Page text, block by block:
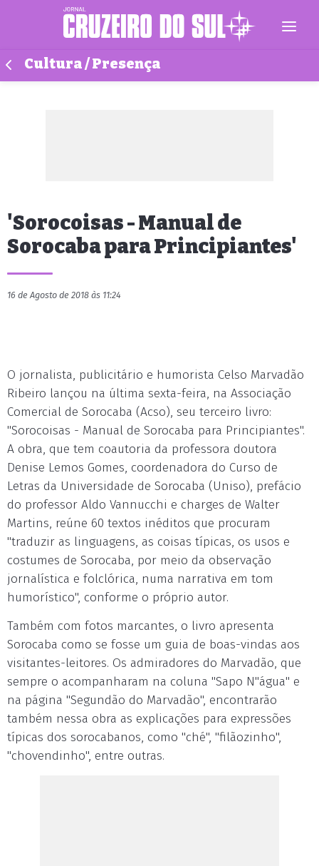
Cultura / Presença
'Sorocoisas - Manual de
Sorocaba para Principiantes'
16 de Agosto de 2018 às 11:24
O jornalista, publicitário e humorista Celso Marvadão
Ribeiro lançou na última sexta-feira, na Associação
Comercial de Sorocaba (Acso), seu terceiro livro:
"Sorocoisas - Manual de Sorocaba para Principiantes".
A obra, que tem coautoria da professora doutora
Denise Lemos Gomes, coordenadora do Curso de
Letras da Universidade de Sorocaba (Uniso), prefácio
do professor Aldo Vannucchi e charges de Walter
Martins, reúne 60 textos inéditos que procuram
"traduzir as linguagens, as coisas típicas, os usos e
costumes de Sorocaba, por meio da observação
jornalística e folclórica, numa narrativa em tom
humorístico", conforme o próprio autor.
Também com fotos marcantes, o livro apresenta
Sorocaba como se fosse um guia de boas-vindas aos
visitantes-leitores. Os admiradores do Marvadão, que
sempre o acompanharam na coluna "Sapo N"água" e
na página "Segundão do Marvadão", encontrarão
também nessa obra as explicações para expressões
típicas dos sorocabanos, como "ché", "filãozinho",
"chovendinho", entre outras.